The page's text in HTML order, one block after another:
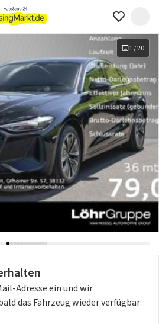
1/20
Adresse ein und wir
das Fahrzeug wieder verfügbar